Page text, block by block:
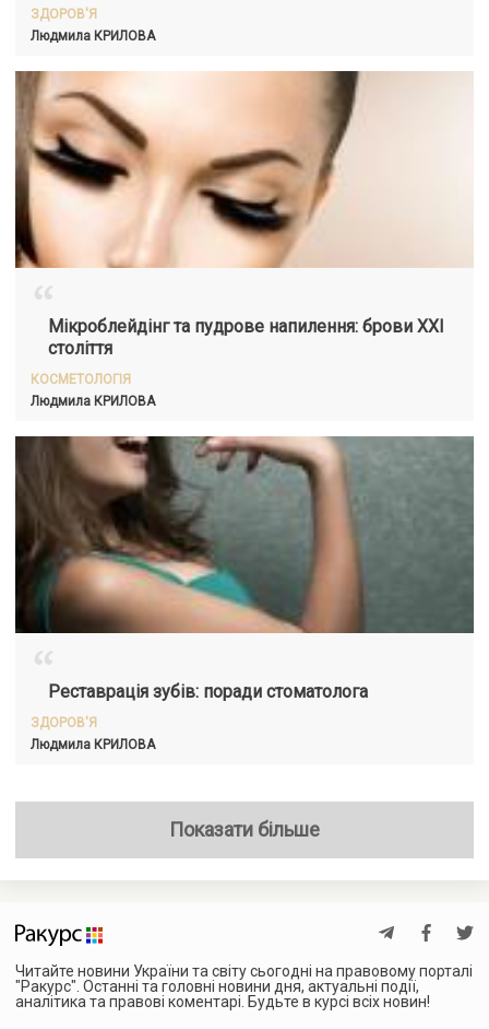
ЗДОРОВ'Я
Людмила КРИЛОВА
“Мікроблейдінг та пудрове напилення: брови XXI
століття
КОСМЕТОЛОГІЯ
Людмила КРИЛОВА
“Реставрація зубів: поради стоматолога
ЗДОРОВ'Я
Людмила КРИЛОВА
Показати більше
Читайте новини України та світу сьогодні на правовому порталі
"Ракурс". Останні та головні новини дня, актуальні події,
аналітика та правові коментарі. Будьте в курсі всіх новин!